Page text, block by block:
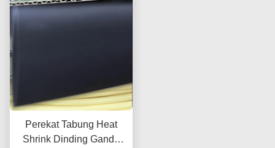
Perekat Tabung Heat
Shrink Dinding Ganda